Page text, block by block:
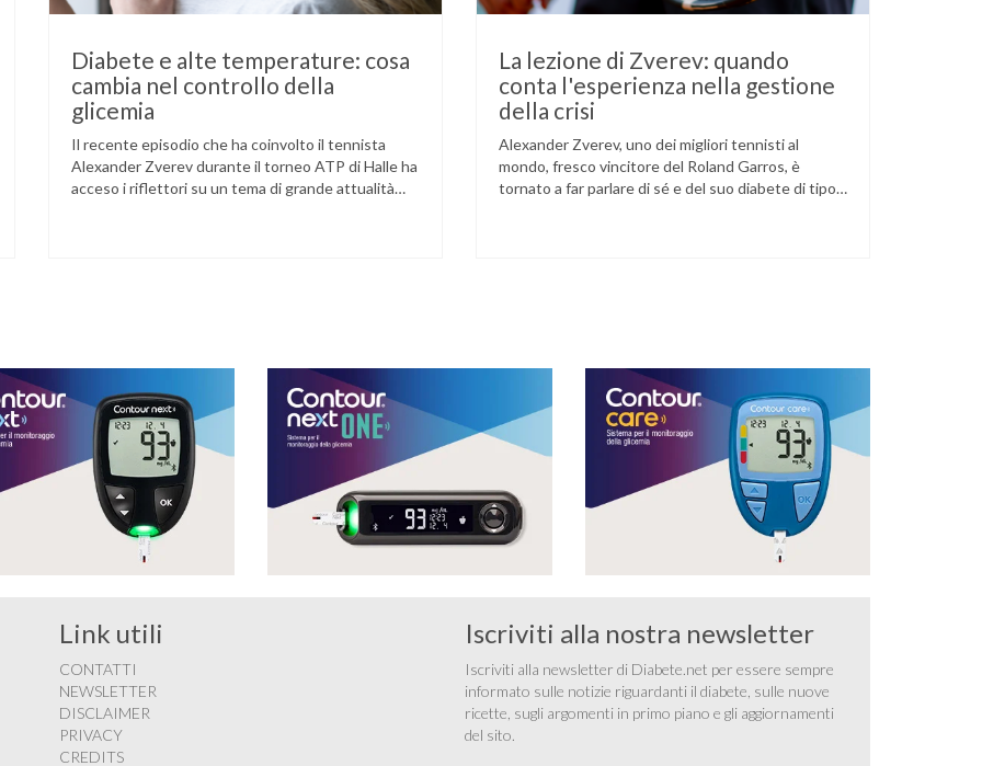
Diabete e alte temperature: cosa
cambia nel controllo della
glicemia
Il recente episodio che ha coinvolto il tennista
Alexander Zverev durante il torneo ATP di Halle ha
acceso i riflettori su un tema di grande attualità
La lezione di Zverev: quando
conta l'esperienza nella gestione
della crisi
Alexander Zverev, uno dei migliori tennisti al
mondo, fresco vincitore del Roland Garros, è
tornato a far parlare di sé e del suo diabete di tipo
Link utili
CONTATTI
NEWSLETTER
DISCLAIMER
PRIVACY
CREDITS
Iscriviti alla nostra newsletter
Iscriviti alla newsletter di Diabete.net per essere sempre
informato sulle notizie riguardanti il diabete, sulle nuove
ricette, sugli argomenti in primo piano e gli aggiornamenti
del sito.